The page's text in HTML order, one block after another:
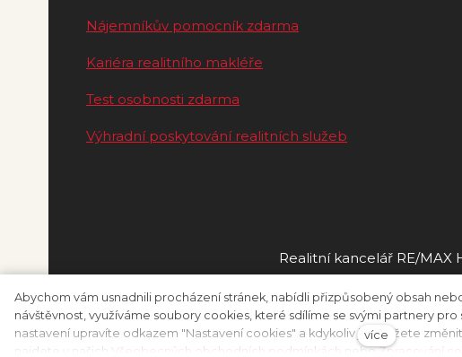
Nájemníkův pomocník zdarma
Kariéra realitního makléře
Test osobnosti zdarma
Výhradní poskytování realitních služeb
Realitní kancelář RE/MAX
Tento
Abychom vám usnadnili procházení stránek, nabídli přizpůsobený obsah
návštěvnost, využíváme soubory cookies, které sdílíme se svými partnery pro
nastavení upravíte odkazem "Nastavení cookies" a kdykoliv jej můžete
najdete v našich Všeobecných obchodních podmínkách neboZpracování
více